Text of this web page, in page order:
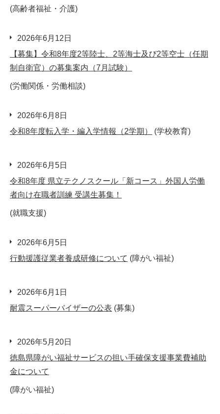
(高齢者福祉・介護)
2026年6月12日
【募集】令和8年度2等陸士、2等海士及び2等空士（任期
制自衛官）の募集案内（7月試験）
(労働関係・労働相談)
2026年6月8日
令和8年度転入学・編入学情報（2学期）
(学校教育)
2026年6月5日
令和8年度 県立テクノスクール「新コース」外国人労働
者向け在職者訓練 受講生募集！
(就職支援)
2026年6月5日
行動援護従業者養成研修について (障がい福祉)
2026年6月1日
耐震スーパーバイザーの公表 (募集)
2026年5月20日
徳島県障がい福祉サービスの担い手確保支援事業費補助
金について
(障がい福祉)